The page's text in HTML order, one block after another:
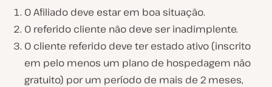
O Afiliado deve estar em boa situação.
O referido cliente não deve ser inadimplente.
O cliente referido deve ter estado ativo (inscrito
em pelo menos um plano de hospedagem não
gratuito) por um período de mais de 2 meses,